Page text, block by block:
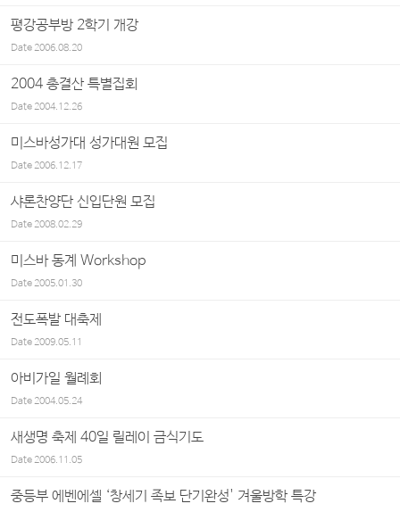
평강공부방 2학기 개강
Date2006.08.20
2004 총결산 특별집회
Date2004.12.26
미스바성가대 성가대원 모집
Date2006.12.17
샤론찬양단 신입단원 모집
Date2008.02.29
미스바 동계 Workshop
Date2005.01.30
전도폭발 대축제
Date2009.05.11
아비가일 월례회
Date2004.05.24
새생명 축제 40일 릴레이 금식기도
Date2006.11.05
중등부 에벤에셀 ‘창세기 족보 단기완성' 겨울방학 특강